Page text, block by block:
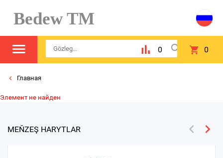
Bedew TM
0 0
Главная
Элемент не найден
MEŇZEŞ HARYTLAR